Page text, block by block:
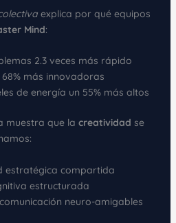
explica por qué equipos
Mind:
2.3 veces más rápido
más innovadoras
de energía un 55% más altos
muestra que la creatividad se
estratégica compartida
estructurada
neuro-amigables